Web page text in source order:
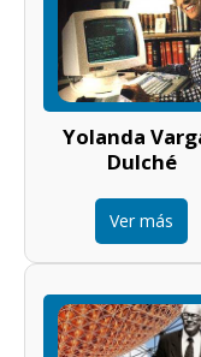
Yolanda
Dulché
Ver más